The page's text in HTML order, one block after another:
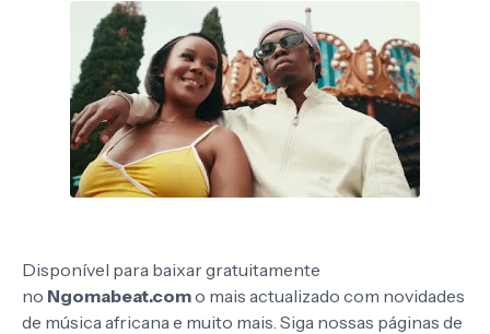
Disponível para baixar gratuitamente
no Ngomabeat.como mais actualizado com novidades
de música africana e muito mais. Siga nossas páginas de